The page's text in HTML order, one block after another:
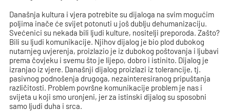
Današnja kultura i vjera potrebite su dijaloga na svim mogućim
poljima inače će svijet potonuti u još dublju dehumanizaciju.
Svećenici su nekada bili ljudi kulture, nositelji preporoda. Zašto?
Bili su ljudi komunikacije. Njihov dijalog je bio plod dubokog
nutarnjeg uvjerenja, proizlazio je iz dubokog poštovanja i ljubavi
prema čovjeku i svemu što je lijepo, dobro i istinito. Dijalog je
izranjao iz vjere. Današnji dijalog proizlazi iz tolerancije, tj.
pasivnog podnošenja drugoga, nezainteresiranog pripuštanja
različitosti. Problem površne komunikacije problem je nas i
svijeta u koji smo uronjeni, jer za istinski dijalog su sposobni
samo ljudi duha i srca.